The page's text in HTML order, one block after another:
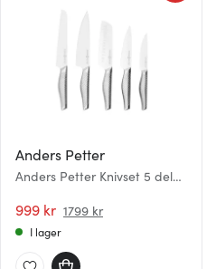
Anders Petter
Anders Petter Knivset 5 delar
999 kr 1799 kr
I lager